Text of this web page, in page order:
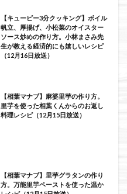
【キューピー3分クッキング】ボイル
帆立、厚揚げ、小松菜のオイスター
ソース炒めの作り方。小林まさみ先
生が教える経済的にも嬉しいレシピ
（12月16日放送）
【相葉マナブ】麻婆里芋の作り方。
里芋を使った相葉くんからのお返し
料理レシピ（12月15日放送）
【相葉マナブ】里芋グラタンの作り
方。万能里芋ペーストを使った温か